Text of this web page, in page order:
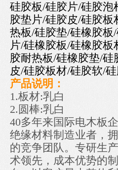
硅胶板/硅胶片/硅胶泡
胶垫片/硅胶皮/硅胶
热板/硅胶垫/硅橡胶板
片/硅橡胶板/硅橡胶
胶耐热板/硅橡胶垫/
皮/硅胶板材/硅胶软/
产品说明：
1.板材:乳白
2.圆棒:乳白
40多年来国际电木板
绝缘材料制造业者，
的竞争团队。专研生
术领先，成本优势的